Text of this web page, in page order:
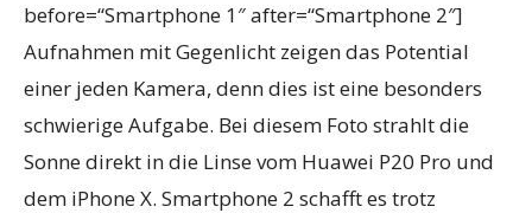
before=“Smartphone 1″ after=“Smartphone 2″]
Aufnahmen mit Gegenlicht zeigen das Potential
einer jeden Kamera, denn dies ist eine besonders
schwierige Aufgabe. Bei diesem Foto strahlt die
Sonne direkt in die Linse vom Huawei P20 Pro und
dem iPhone X. Smartphone 2 schafft es trotz